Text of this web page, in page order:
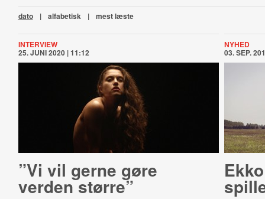
dato | alfabetisk | mest læste
INTERVIEW
25. JUNI 2020 | 11:12
”Vi vil gerne gøre
verden større”
NYHED
03. SEP.